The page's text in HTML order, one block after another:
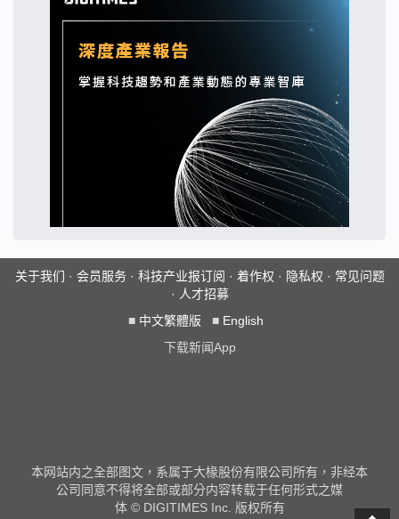
关于我们 · 会员服务· 科技产业报订阅 · 着作权 · 隐私权 · 常见问题
· 人才招募
■ 中文繁體版 ■ English
下载新闻App
本网站内之全部图文，系属于大椽股份有限公司所有，非经本
公司同意不得将全部或部分内容转载于任何形式之媒
体 © DIGITIMES Inc. 版权所有